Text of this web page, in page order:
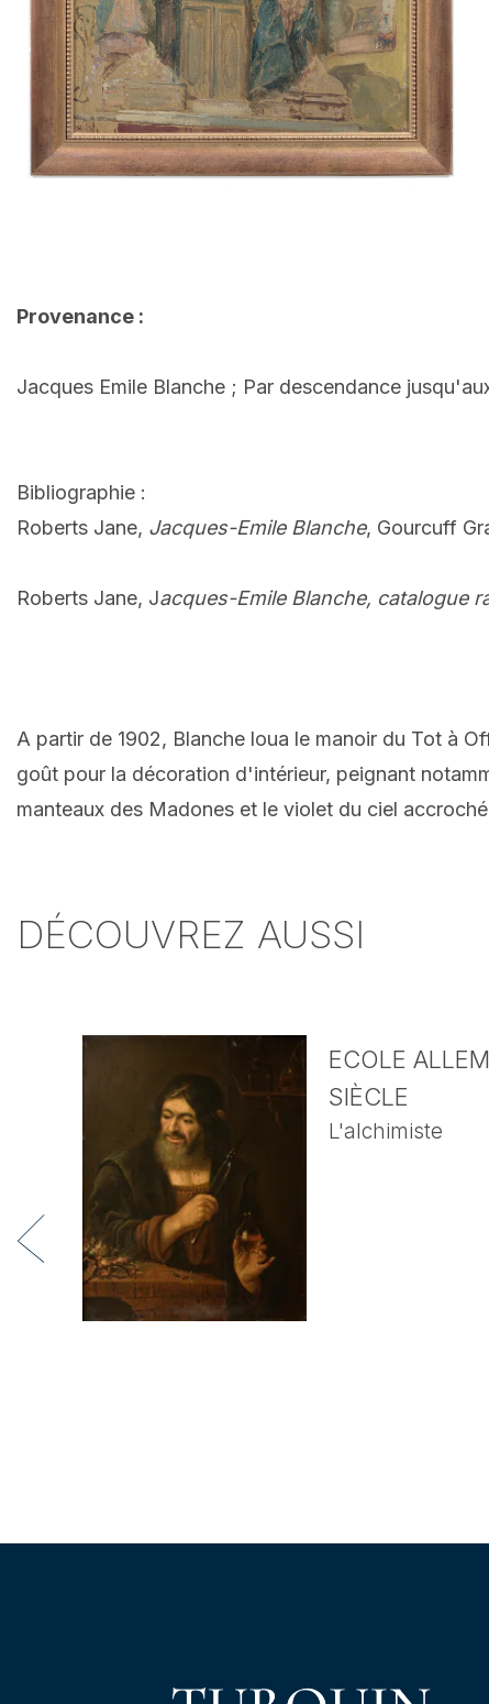
Provenance :
Jacques Emile Blanche ; Par descendance
Bibliographie :
Roberts Jane, Jacques-Emile Blanche, Gourcuff
Roberts Jane, Jacques-Emile Blanche, catalogue
A partir de 1902, Blanche loua le manoir du Tot à
goût pour la décoration d'intérieur, peignant
manteaux des Madones et le violet du ciel
DÉCOUVREZ AUSSI
ECOLE
SIÈCLE
L'alchimiste